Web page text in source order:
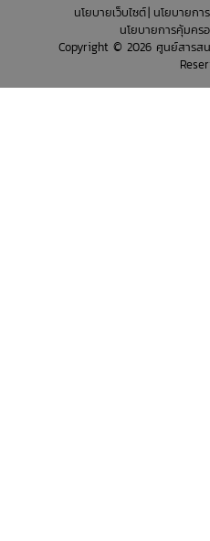
นโยบายเว็บไซต์ นโยบายก
นโยบายการคุ้มค
Copyright © 2026 ศูนย์สารส